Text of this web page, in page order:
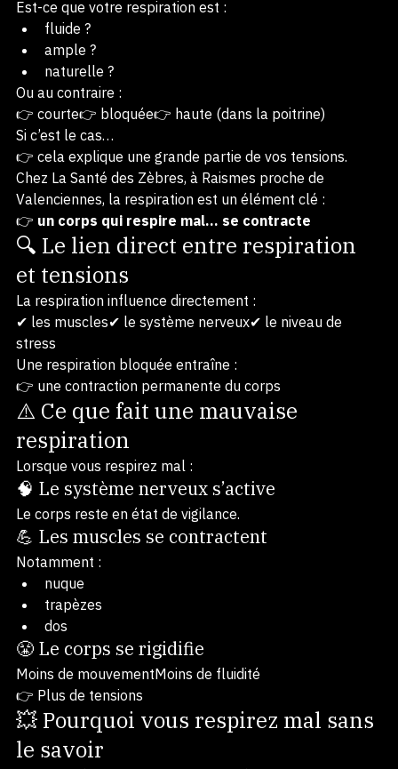
Est-ce que votre respiration est :
fluide ?
ample ?
naturelle ?
Ou au contraire :
👉 courte👉 bloquée👉 haute (dans la poitrine)
Si c’est le cas…
👉 cela explique une grande partie de vos tensions.
Chez La Santé des Zèbres, à Raismes proche de
Valenciennes, la respiration est un élément clé :
👉
un corps qui respire mal… se contracte
🔍 Le lien direct entre respiration
et tensions
La respiration influence directement :
✔ les muscles✔ le système nerveux✔ le niveau de
stress
Une respiration bloquée entraîne :
👉 une contraction permanente du corps
⚠️ Ce que fait une mauvaise
respiration
Lorsque vous respirez mal :
🧠 Le système nerveux s’active
Le corps reste en état de vigilance.
💪 Les muscles se contractent
Notamment :
nuque
trapèzes
dos
😤 Le corps se rigidifie
Moins de mouvementMoins de fluidité
👉 Plus de tensions
💥 Pourquoi vous respirez mal sans